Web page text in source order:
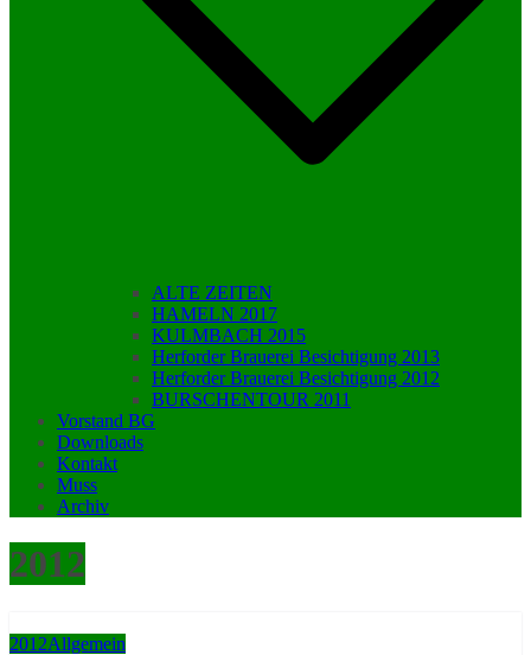
ALTE ZEITEN
HAMELN 2017
KULMBACH 2015
Herforder Brauerei Besichtigung 2013
Herforder Brauerei Besichtigung 2012
BURSCHENTOUR 2011
Vorstand BG
Downloads
Kontakt
Muss
Archiv
2012
2012Allgemein